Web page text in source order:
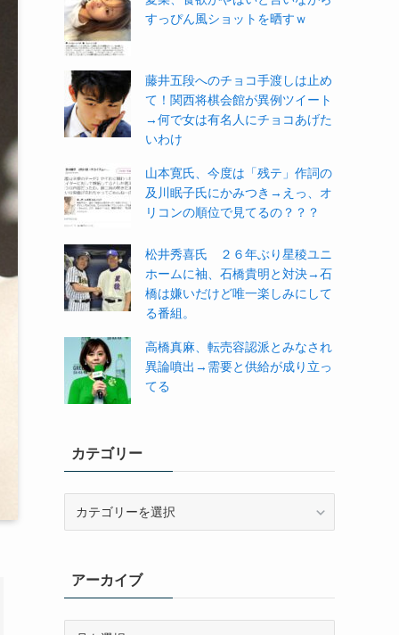
すっぴん風ショットを晒すｗ
藤井五段へのチョコ手渡しは止め
て！関西将棋会館が異例ツイート
→何で女は有名人にチョコあげた
いわけ
山本寛氏、今度は「残テ」作詞の
及川眠子氏にかみつき→えっ、オ
リコンの順位で見てるの？？？
松井秀喜氏 ２６年ぶり星稜ユニ
ホームに袖、石橋貴明と対決→石
橋は嫌いだけど唯一楽しみにして
る番組。
高橋真麻、転売容認派とみなされ
異論噴出→需要と供給が成り立っ
てる
カテゴリー
ーアーカイブ